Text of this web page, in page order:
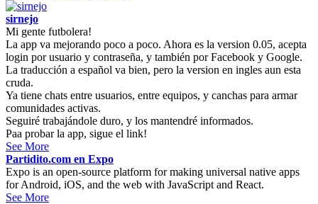
sirnejo
Mi gente futbolera!
La app va mejorando poco a poco. Ahora es la version 0.05, acepta
login por usuario y contraseña, y también por Facebook y Google.
La traducción a español va bien, pero la version en ingles aun esta
cruda.
Ya tiene chats entre usuarios, entre equipos, y canchas para armar
comunidades activas.
Seguiré trabajándole duro, y los mantendré informados.
Paa probar la app, sigue el link!
See More
Partidito.com en Expo
Expo is an open-source platform for making universal native apps
for Android, iOS, and the web with JavaScript and React.
See More